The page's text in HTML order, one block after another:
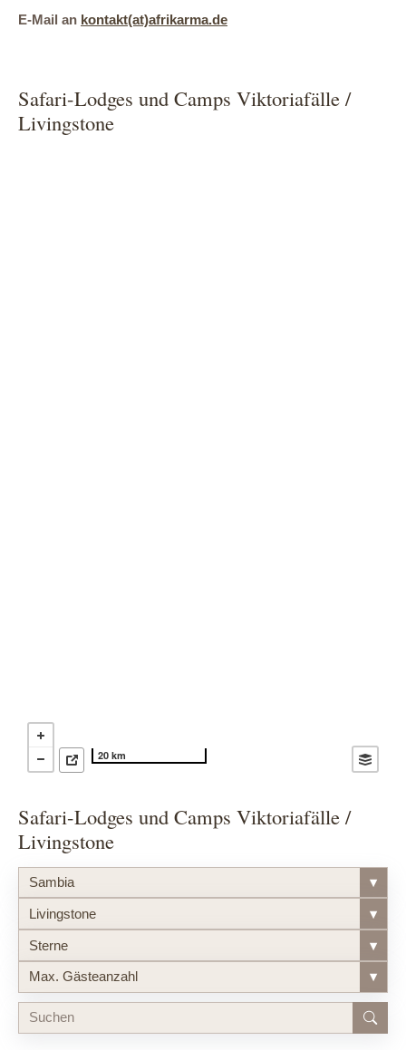
E-Mail an kontakt(at)afrikarma.de
Safari-Lodges und Camps Viktoriafälle /
Livingstone
20 km
Safari-Lodges und Camps Viktoriafälle /
Livingstone
Sambia ▾
Livingstone ▾
Sterne ▾
Max. Gästeanzahl ▾